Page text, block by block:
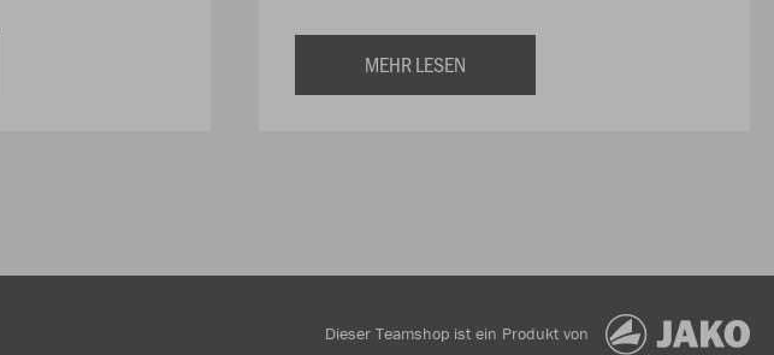
MEHR LESEN
Dieser Teamshop ist ein Produkt von